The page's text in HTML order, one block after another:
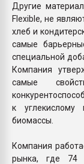
Другие
Flexible, не
хлеб и
самые
специальной
Компания
самые
к углекислому
биомассы.
Компания
рынка, где 74